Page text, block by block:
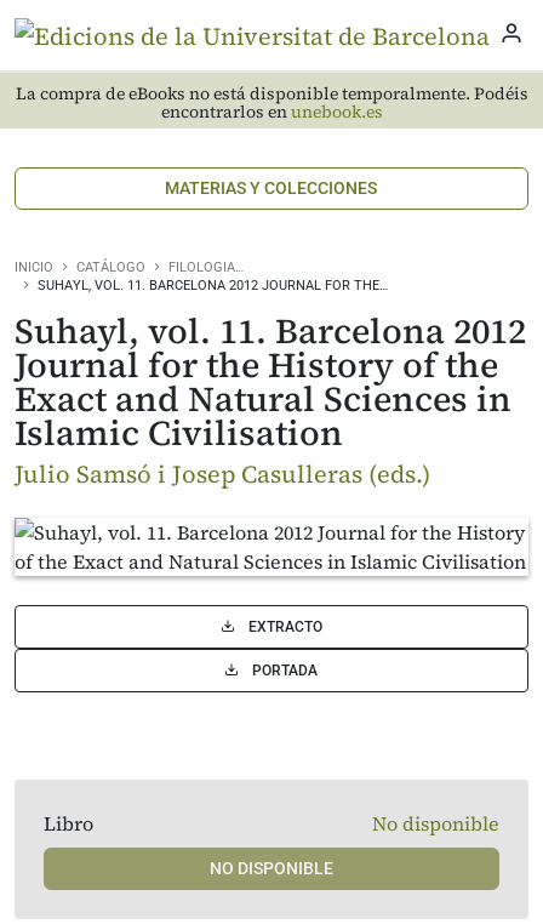
La compra de eBooks no está disponible temporalmente. Podéis
encontrarlos enunebook.es
MATERIAS Y COLECCIONES
INICIO CATÁLOGO
FILOLOGIA…
SUHAYL, VOL. 11. BARCELONA 2012 JOURNAL FOR THE…
Suhayl, vol. 11. Barcelona 2012
Journal for the History of the
Exact and Natural Sciences in
Islamic Civilisation
Julio Samsó i Josep Casulleras (eds.)
EXTRACTO
PORTADA
Libro No disponible
NO DISPONIBLE